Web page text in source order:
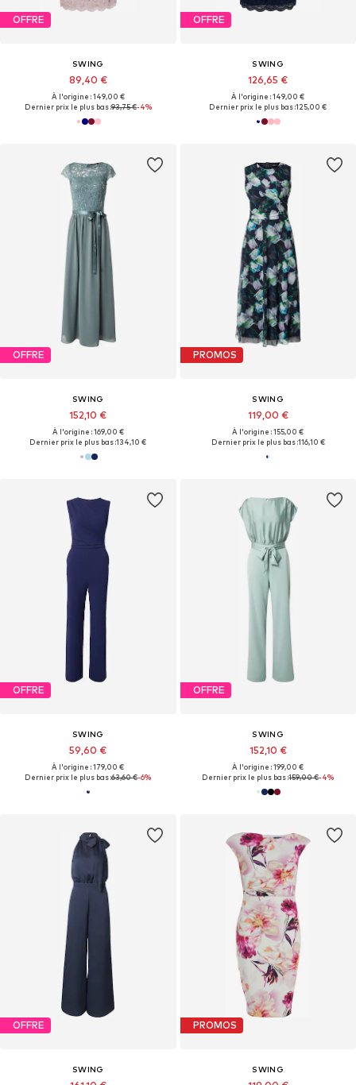
OFFRE
SWING
89,40 €
À l'origine : 149,00 €
Dernier prix le plus bas :93,75 €-4%
OFFRE
SWING
126,65 €
À l'origine : 149,00 €
Dernier prix le plus bas :125,00 €
OFFRE
SWING
152,10 €
À l'origine : 169,00 €
Dernier prix le plus bas :134,10 €
PROMOS
SWING
119,00 €
À l'origine : 155,00 €
Dernier prix le plus bas :116,10 €
OFFRE
SWING
59,60 €
À l'origine : 179,00 €
Dernier prix le plus bas :63,60 €-6%
OFFRE
SWING
152,10 €
À l'origine : 199,00 €
Dernier prix le plus bas :159,00 €-4%
OFFRE
SWING
PROMOS
SWING